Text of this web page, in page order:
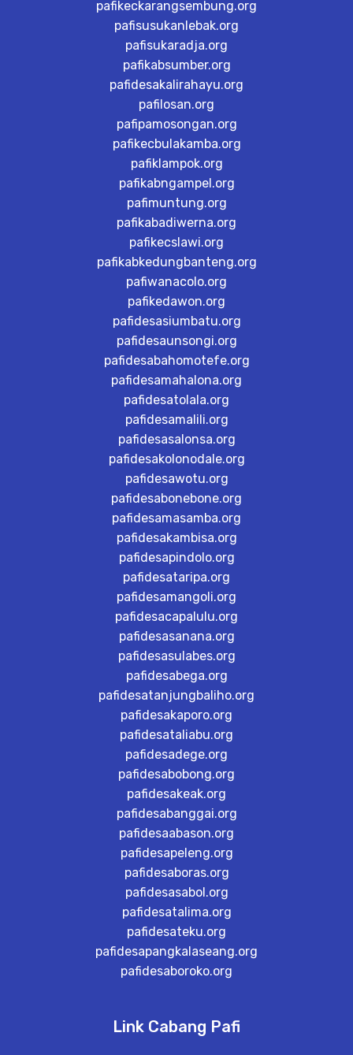
pafikeckarangsembung.org
pafisusukanlebak.org
pafisukaradja.org
pafikabsumber.org
pafidesakalirahayu.org
pafilosan.org
pafipamosongan.org
pafikecbulakamba.org
pafiklampok.org
pafikabngampel.org
pafimuntung.org
pafikabadiwerna.org
pafikecslawi.org
pafikabkedungbanteng.org
pafiwanacolo.org
pafikedawon.org
pafidesasiumbatu.org
pafidesaunsongi.org
pafidesabahomotefe.org
pafidesamahalona.org
pafidesatolala.org
pafidesamalili.org
pafidesasalonsa.org
pafidesakolonodale.org
pafidesawotu.org
pafidesabonebone.org
pafidesamasamba.org
pafidesakambisa.org
pafidesapindolo.org
pafidesataripa.org
pafidesamangoli.org
pafidesacapalulu.org
pafidesasanana.org
pafidesasulabes.org
pafidesabega.org
pafidesatanjungbaliho.org
pafidesakaporo.org
pafidesataliabu.org
pafidesadege.org
pafidesabobong.org
pafidesakeak.org
pafidesabanggai.org
pafidesaabason.org
pafidesapeleng.org
pafidesaboras.org
pafidesasabol.org
pafidesatalima.org
pafidesateku.org
pafidesapangkalaseang.org
pafidesaboroko.org
Link Cabang Pafi